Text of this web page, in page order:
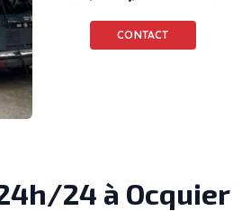
CONTACT
24 à Ocquier